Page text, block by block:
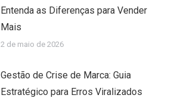
Entenda as Diferenças para Vender
Mais
2 de maio de 2026
Gestão de Crise de Marca: Guia
Estratégico para Erros Viralizados